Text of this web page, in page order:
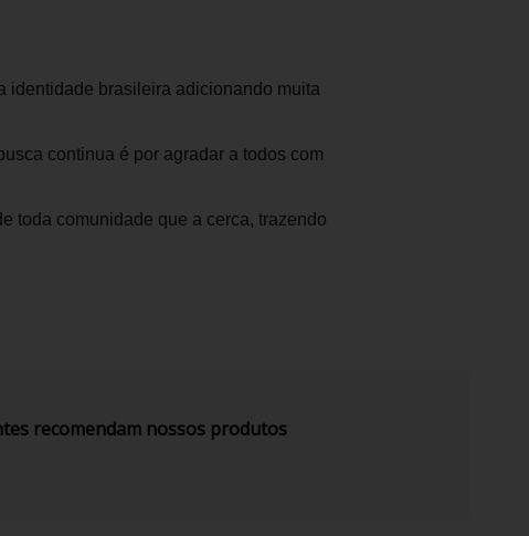
identidade brasileira adicionando muita
continua é por agradar a todos com
toda comunidade que a cerca, trazendo
recomendam nossos produtos